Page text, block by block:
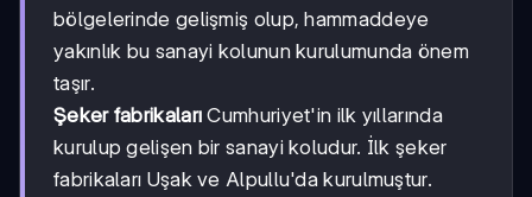
bölgelerinde gelişmiş olup, hammaddeye
yakınlık bu sanayi kolunun kurulumunda önem
taşır.
Şeker fabrikaları Cumhuriyet'in ilk yıllarında
kurulup gelişen bir sanayi koludur. İlk şeker
fabrikaları Uşak ve Alpullu'da kurulmuştur.